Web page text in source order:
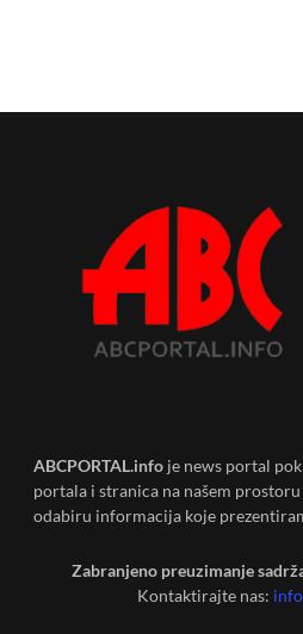
ABCPORTAL.info je news portal
portala i stranica na našem
odabiru informacija koje
Zabranjeno preuzimanje
Kontaktirajte nas: